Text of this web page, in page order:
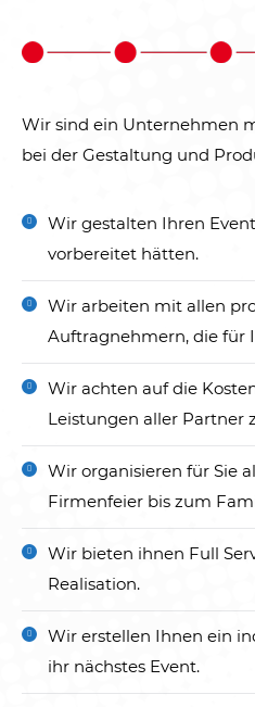
Wir sind ein Unternehmen
bei der Gestaltung und
Wir gestalten Ihren
vorbereitet hätten.
Wir arbeiten mit allen
Auftragnehmern, die für
Wir achten auf die
Leistungen aller Partner
Wir organisieren für Sie
Firmenfeier bis zum
Wir bieten ihnen Full
Realisation.
Wir erstellen Ihnen ein
ihr nächstes Event.